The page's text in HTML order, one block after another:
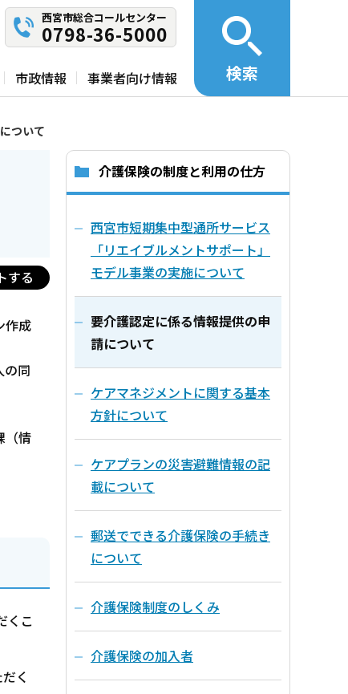
西宮市総合コールセンター
0798-36-5000
市政情報 事業者向け情報 検索
ついて
する
作成
の同
（情
くこ
く
介護保険の制度と利用の仕方
西宮市短期集中型通所サービス
「リエイブルメントサポート」
モデル事業の実施について
要介護認定に係る情報提供の申
請について
ケアマネジメントに関する基本
方針について
ケアプランの災害避難情報の記
載について
郵送でできる介護保険の手続き
について
介護保険制度のしくみ
介護保険の加入者